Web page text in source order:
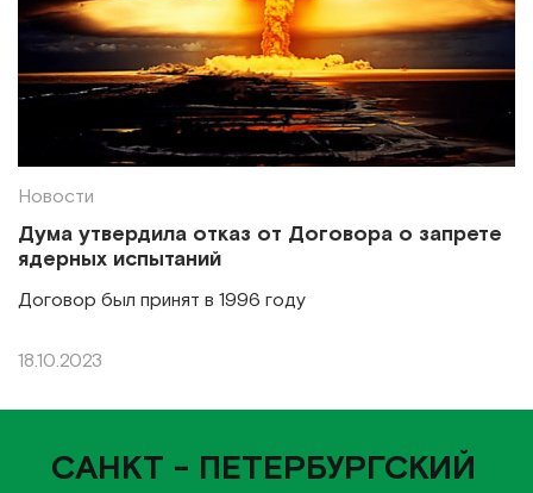
Новости
Дума утвердила отказ от Договора о запрете
ядерных испытаний
Договор был принят в 1996 году
18.10.2023
САНКТ - ПЕТЕРБУРГСКИЙ